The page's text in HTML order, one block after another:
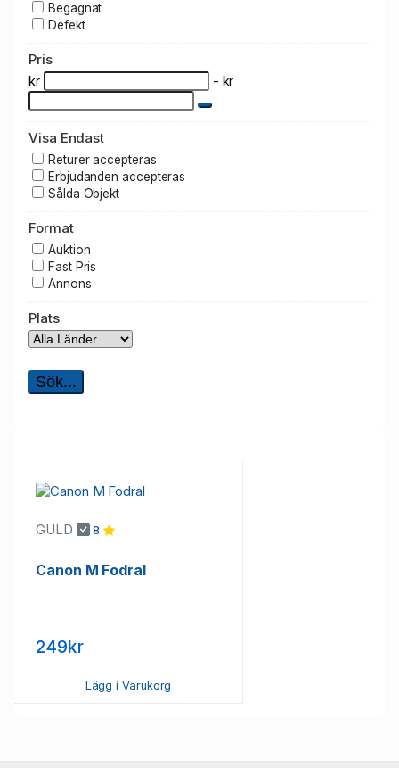
Begagnat
Defekt
Pris
kr - kr
Visa Endast
Returer accepteras
Erbjudanden accepteras
Sålda Objekt
Format
Auktion
Fast Pris
Annons
Plats
GULD 8
Canon M Fodral
249kr
Lägg i Varukorg